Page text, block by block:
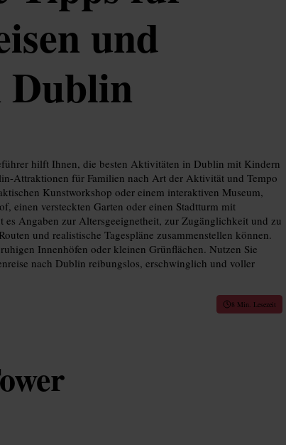
und
Dublin
hilft Ihnen, die besten Aktivitäten in Dublin mit Kindern
Attraktionen für Familien nach Art der Aktivität und Tempo
Kunstworkshop oder einem interaktiven Museum,
einen versteckten Garten oder einen Stadtturm mit
es Angaben zur Altersgeeignetheit, zur Zugänglichkeit und zu
und realistische Tagespläne zusammenstellen können.
Innenhöfen oder kleinen Grünflächen. Nutzen Sie
nach Dublin reibungslos, erschwinglich und voller
8 Min. Lesezeit